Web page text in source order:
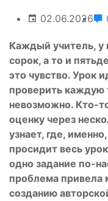
02.06.2026
Каждый учитель, у
сорок, а то и
это чувство. Урок
проверить каждую
невозможно. Кто-
оценку через
узнает, где,
просидит весь
одно задание по-
проблема привела
созданию